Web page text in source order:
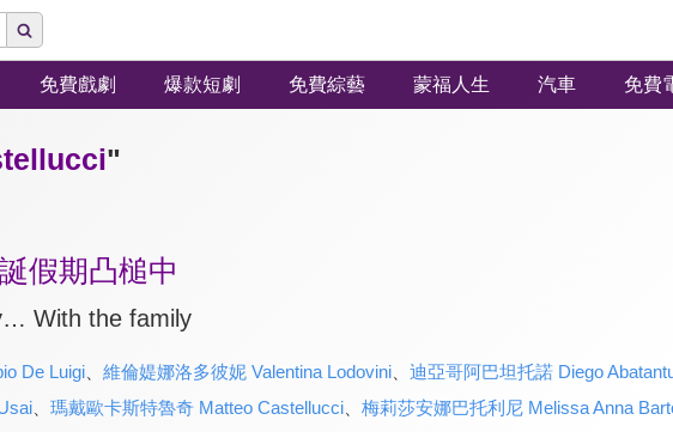
免費戲劇 爆款短劇 免費綜藝 蒙福人生 汽車 免費
"
假期凸槌中
With the family
De Luigi、 維倫媞娜洛多彼妮 Valentina Lodovini、 迪亞哥阿巴坦托諾 Diego
、 瑪戴歐卡斯特魯奇 Matteo Castellucci、 梅莉莎安娜巴托利尼 Melissa Anna